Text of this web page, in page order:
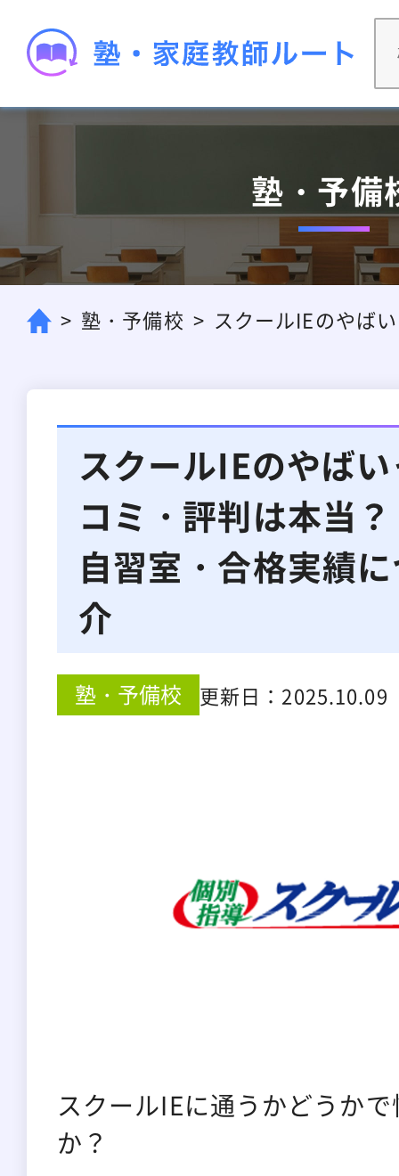
塾・予備
塾・予備校 スクールIEのやば
スクールIEのやば
コミ・評判は本当
自習室・合格実績
介
塾・予備校 更新日： 2025.10.09
スクールIEに通うかどうか
か？